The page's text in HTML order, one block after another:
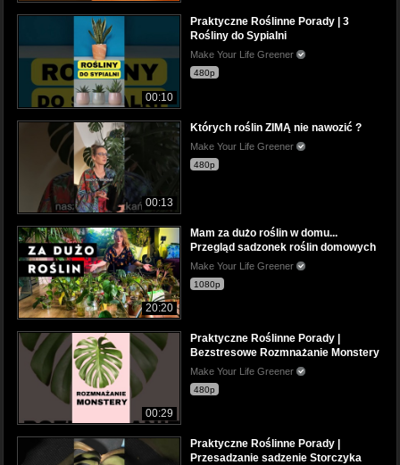
00:10
Praktyczne Roślinne Porady | 3
Rośliny do Sypialni
Make Your Life Greener
480p
00:13
Których roślin ZIMĄ nie nawozić ?
Make Your Life Greener
480p
20:20
Mam za dużo roślin w domu...
Przegląd sadzonek roślin domowych
Make Your Life Greener
1080p
00:29
Praktyczne Roślinne Porady |
Bezstresowe Rozmnażanie Monstery
Make Your Life Greener
480p
Praktyczne Roślinne Porady |
Przesadzanie sadzenie Storczyka